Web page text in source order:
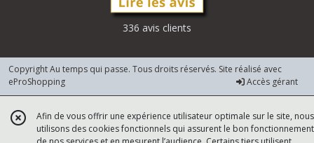
336 avis clients
Copyright Au temps qui passe. Tous droits réservés. Site réalisé avec
eProShopping
Accès gérant
Afin de vous offrir une expérience utilisateur optimale sur le site, nous
utilisons des cookies fonctionnels qui assurent le bon fonctionnement